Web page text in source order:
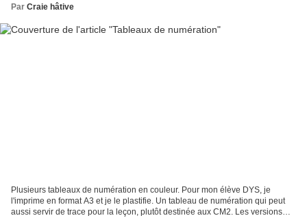
Par Craie hâtive
Plusieurs tableaux de numération en couleur. Pour mon élève DYS, je
l'imprime en format A3 et je le plastifie. Un tableau de numération qui peut
aussi servir de trace pour la leçon, plutôt destinée aux CM2. Les versions